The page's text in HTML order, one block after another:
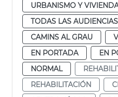
URBANISMO Y
TODAS LAS AUDIENCIAS
CAMINS AL GRAU
EN PORTADA
EN
NORMAL
REHABILITACIÓN